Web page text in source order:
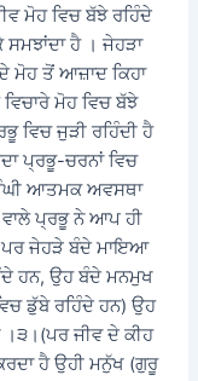
ਮੋਹ ਵਿਚ ਬੱਝੇ ਰਹਿੰਦੇ
ਹੈ । ਜੇਹੜਾ
ਮੋਹ ਤੋਂ ਆਜ਼ਾਦ ਕਿਹਾ
ਮੋਹ ਵਿਚ ਬੱਝੇ
ਵਿਚ ਜੁੜੀ ਰਹਿੰਦੀ ਹੈ
ਪ੍ਰਭੂ-ਚਰਨਾਂ ਵਿਚ
ਆਤਮਕ ਅਵਸਥਾ
ਵਾਲੇ ਪ੍ਰਭੂ ਨੇ ਆਪ ਹੀ
ਪਰ ਜੇਹੜੇ ਬੰਦੇ ਮਾਇਆ
ਹਨ, ਉਹ ਬੰਦੇ ਮਨਮੁਖ
ਡੁੱਬੇ ਰਹਿੰਦੇ ਹਨ) ਉਹ
ਜੀਵ ਦੇ ਕੀਹ
ਹੈ ਉਹੀ ਮਨੁੱਖ (ਗੁਰੂ